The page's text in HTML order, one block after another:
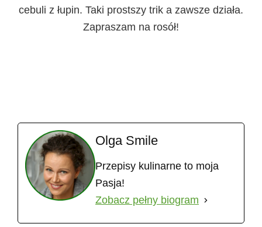
cebuli z łupin. Taki prostszy trik a zawsze działa.
Zapraszam na rosół!
Olga Smile
Przepisy kulinarne to moja
Pasja!
Zobacz pełny biogram